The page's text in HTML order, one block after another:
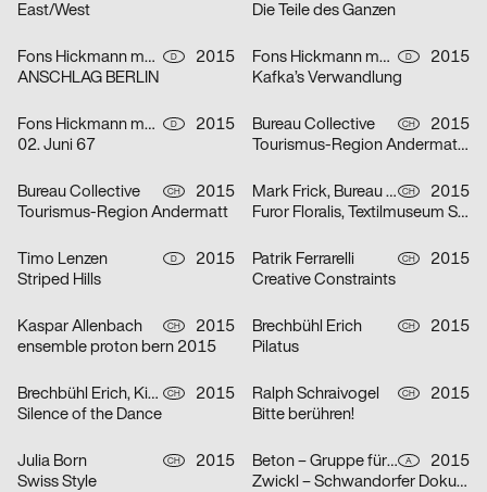
East/West
Die Teile des Ganzen
Fons Hickmann m23, studio lindhorst-emme D
2015
ANSCHLAG BERLIN
Fons Hickmann m23 D
2015
Kafka’s Verwandlung
Fons Hickmann m23 D
2015
02. Juni 67
Bureau Collective CH
2015
Tourismus-Region Andermatt (Bernhard Russi)
Bureau Collective CH
2015
Tourismus-Region Andermatt
Mark Frick, Bureau Collective CH
2015
Furor Floralis, Textilmuseum St.Gallen
Timo Lenzen D
2015
Striped Hills
Patrik Ferrarelli CH
2015
Creative Constraints
Kaspar Allenbach CH
2015
ensemble proton bern 2015
Brechbühl Erich CH
2015
Pilatus
Brechbühl Erich, Kim Migliore CH
2015
Silence of the Dance
Ralph Schraivogel CH
2015
Bitte berühren!
Julia Born CH
2015
Swiss Style
Beton – Gruppe für Gestaltung A
2015
Zwickl – Schwandorfer Dokumentarfilmtage 2015